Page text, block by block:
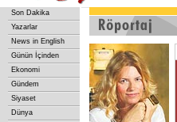
Son Dakika
Yazarlar
News in English
Günün İçinden
Ekonomi
Gündem
Siyaset
Dünya